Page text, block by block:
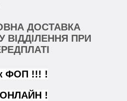
ДОСТАВКА
ВІДДІЛЕННЯ ПРИ
ФОП !!! !
ОНЛАЙН !